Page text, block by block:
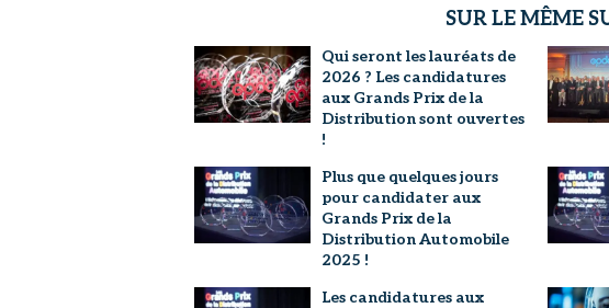
SUR LE MÊME
Qui seront les lauréats de
2026 ? Les candidatures
aux Grands Prix de la
Distribution sont ouvertes
!
Plus que quelques jours
pour candidater aux
Grands Prix de la
Distribution Automobile
2025 !
Les candidatures aux